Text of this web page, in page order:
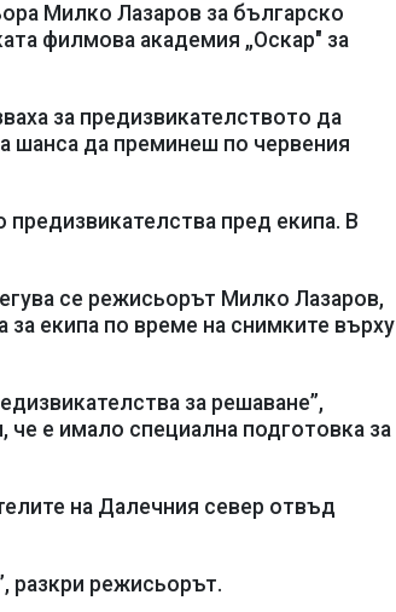
Милко Лазаров за българско
филмова академия „Оскар" за
за предизвикателството да
шанса да преминеш по червения
пред екипа. В
се режисьорът Милко Лазаров,
екипа по време на снимките върху
за решаване”,
е имало специална подготовка за
на Далечния север отвъд
разкри режисьорът.